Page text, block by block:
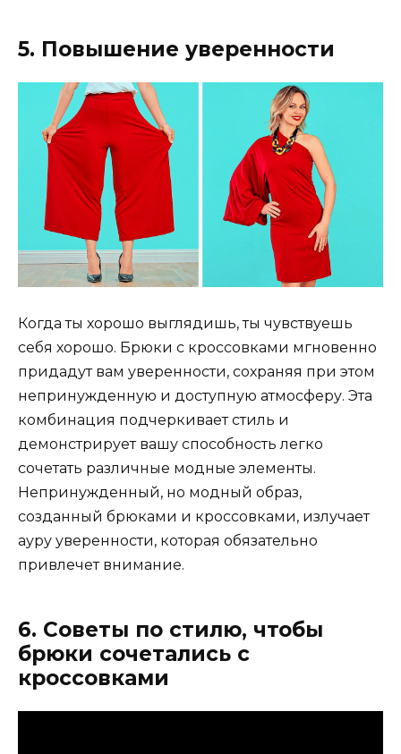
5. Повышение уверенности
Когда ты хорошо выглядишь, ты чувствуешь
себя хорошо. Брюки с кроссовками мгновенно
придадут вам уверенности, сохраняя при этом
непринужденную и доступную атмосферу. Эта
комбинация подчеркивает стиль и
демонстрирует вашу способность легко
сочетать различные модные элементы.
Непринужденный, но модный образ,
созданный брюками и кроссовками, излучает
ауру уверенности, которая обязательно
привлечет внимание.
6. Советы по стилю, чтобы
брюки сочетались с
кроссовками